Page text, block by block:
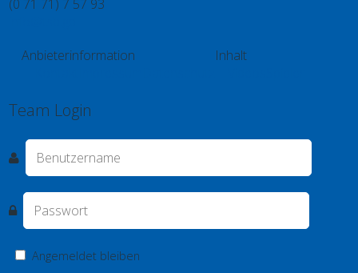
(0 71 71) 7 57 93
Anbieterinformation
Inhalt
Team Login
Angemeldet bleiben